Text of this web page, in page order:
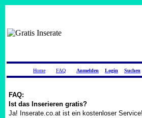
Home FAQ Anmelden Login Suchen
FAQ:
Ist das Inserieren gratis?
Ja! Inserate.co.at ist ein kostenloser Service!